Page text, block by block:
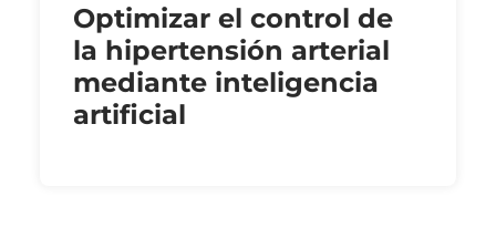
Optimizar el control de
la hipertensión arterial
mediante inteligencia
artificial